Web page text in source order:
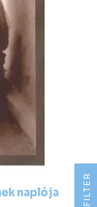
naplója R